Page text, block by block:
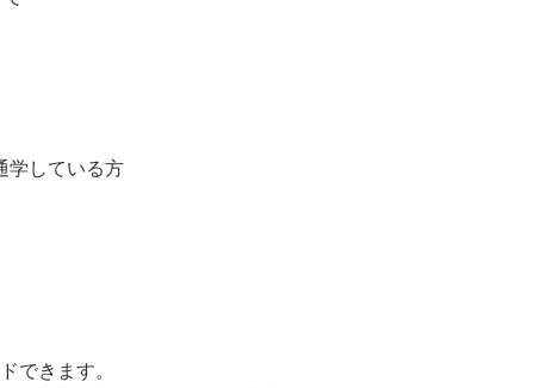
学している方
できます。